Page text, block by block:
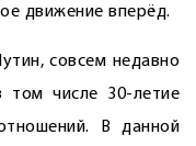
движение вперёд.
совсем недавно
числе 30-летие
В данной